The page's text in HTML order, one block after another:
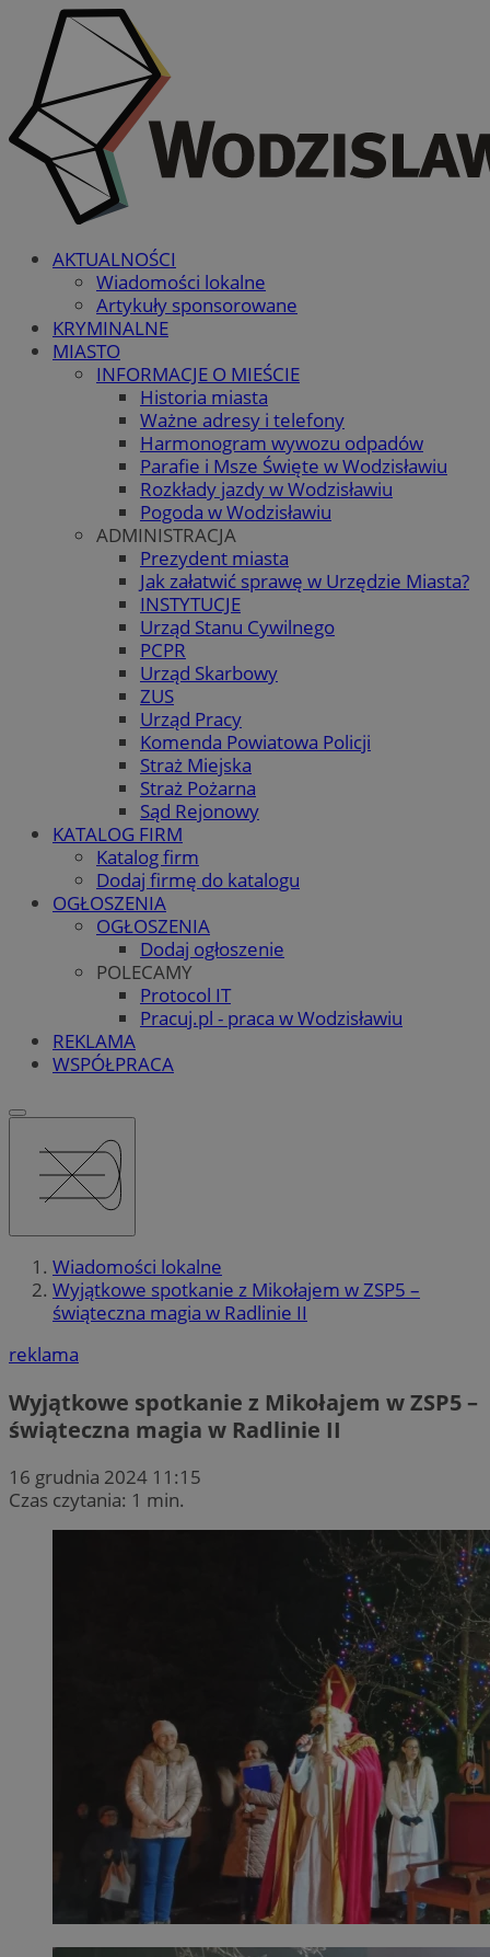
AKTUALNOŚCI
Wiadomości lokalne
Artykuły sponsorowane
KRYMINALNE
MIASTO
INFORMACJE O MIEŚCIE
Historia miasta
Ważne adresy i telefony
Harmonogram wywozu odpadów
Parafie i Msze Święte w Wodzisławiu
Rozkłady jazdy w Wodzisławiu
Pogoda w Wodzisławiu
ADMINISTRACJA
Prezydent miasta
Jak załatwić sprawę w Urzędzie Miasta?
INSTYTUCJE
Urząd Stanu Cywilnego
PCPR
Urząd Skarbowy
ZUS
Urząd Pracy
Komenda Powiatowa Policji
Straż Miejska
Straż Pożarna
Sąd Rejonowy
KATALOG FIRM
Katalog firm
Dodaj firmę do katalogu
OGŁOSZENIA
OGŁOSZENIA
Dodaj ogłoszenie
POLECAMY
Protocol IT
Pracuj.pl - praca w Wodzisławiu
REKLAMA
WSPÓŁPRACA
Wiadomości lokalne
Wyjątkowe spotkanie z Mikołajem w ZSP5 –
świąteczna magia w Radlinie II
reklama
Wyjątkowe spotkanie z Mikołajem w ZSP5 –
świąteczna magia w Radlinie II
16 grudnia 2024 11:15
Czas czytania: 1 min.